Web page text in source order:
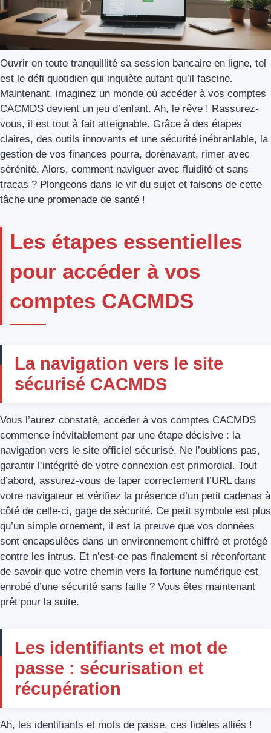
Ouvrir en toute tranquillité sa session bancaire en ligne, tel
est le défi quotidien qui inquiète autant qu’il fascine.
Maintenant, imaginez un monde où accéder à vos comptes
CACMDS devient un jeu d’enfant. Ah, le rêve ! Rassurez-
vous, il est tout à fait atteignable. Grâce à des étapes
claires, des outils innovants et une sécurité inébranlable, la
gestion de vos finances pourra, dorénavant, rimer avec
sérénité. Alors, comment naviguer avec fluidité et sans
tracas ? Plongeons dans le vif du sujet et faisons de cette
tâche une promenade de santé !
Les étapes essentielles
pour accéder à vos
comptes CACMDS
La navigation vers le site
sécurisé CACMDS
Vous l’aurez constaté, accéder à vos comptes CACMDS
commence inévitablement par une étape décisive : la
navigation vers le site officiel sécurisé. Ne l’oublions pas,
garantir l’intégrité de votre connexion est primordial. Tout
d’abord, assurez-vous de taper correctement l’URL dans
votre navigateur et vérifiez la présence d’un petit cadenas à
côté de celle-ci, gage de sécurité. Ce petit symbole est plus
qu’un simple ornement, il est la preuve que vos données
sont encapsulées dans un environnement chiffré et protégé
contre les intrus. Et n’est-ce pas finalement si réconfortant
de savoir que votre chemin vers la fortune numérique est
enrobé d’une sécurité sans faille ? Vous êtes maintenant
prêt pour la suite.
Les identifiants et mot de
passe : sécurisation et
récupération
Ah, les identifiants et mots de passe, ces fidèles alliés !